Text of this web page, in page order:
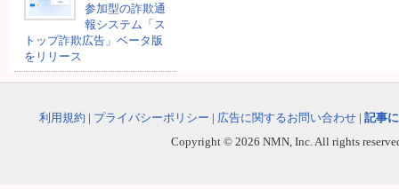
参加型の詐欺通
報システム「ス
トップ詐欺広告」ベータ版
をリリース
利用規約 | プライバシーポリシー | 広告に関するお問い合わせ | 記事
Copyright © 2026 NMN, Inc. All rights